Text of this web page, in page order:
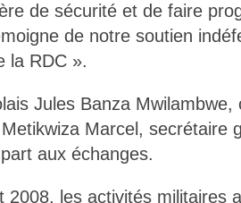
de sécurité et de faire
de notre soutien
la RDC ».
Jules Banza
Marcel, secrétaire
aux échanges.
2008, les activités militaires